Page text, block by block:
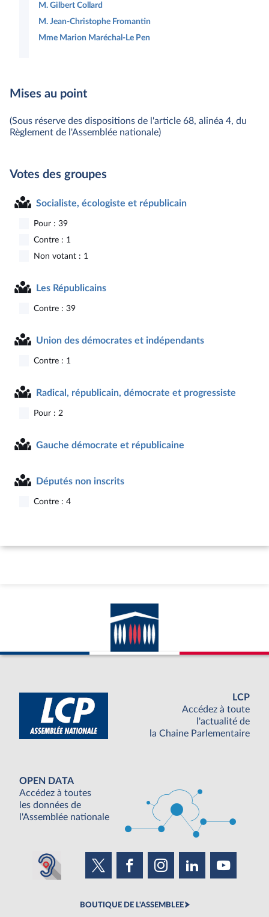
M. Gilbert Collard
M. Jean-Christophe Fromantin
Mme Marion Maréchal-Le Pen
Mises au point
(Sous réserve des dispositions de l'article 68, alinéa 4, du
Règlement de l'Assemblée nationale)
Votes des groupes
Socialiste, écologiste et républicain
Pour : 39
Contre : 1
Non votant : 1
Les Républicains
Contre : 39
Union des démocrates et indépendants
Contre : 1
Radical, républicain, démocrate et progressiste
Pour : 2
Gauche démocrate et républicaine
Députés non inscrits
Contre : 4
LCP
Accédez à toute
l'actualité de
la Chaine Parlementaire
OPEN DATA
Accédez à toutes
les données de
l'Assemblée nationale
BOUTIQUE DE L'ASSEMBLEE